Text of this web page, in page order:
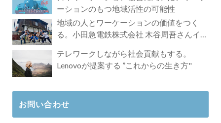
ーションのもつ地域活性の可能性
地域の人とワーケーションの価値をつく
る。小田急電鉄株式会社 木谷周吾さんイン
テレワークしながら社会貢献もする。
Lenovoが提案する ”これからの生き方"
お問い合わせ